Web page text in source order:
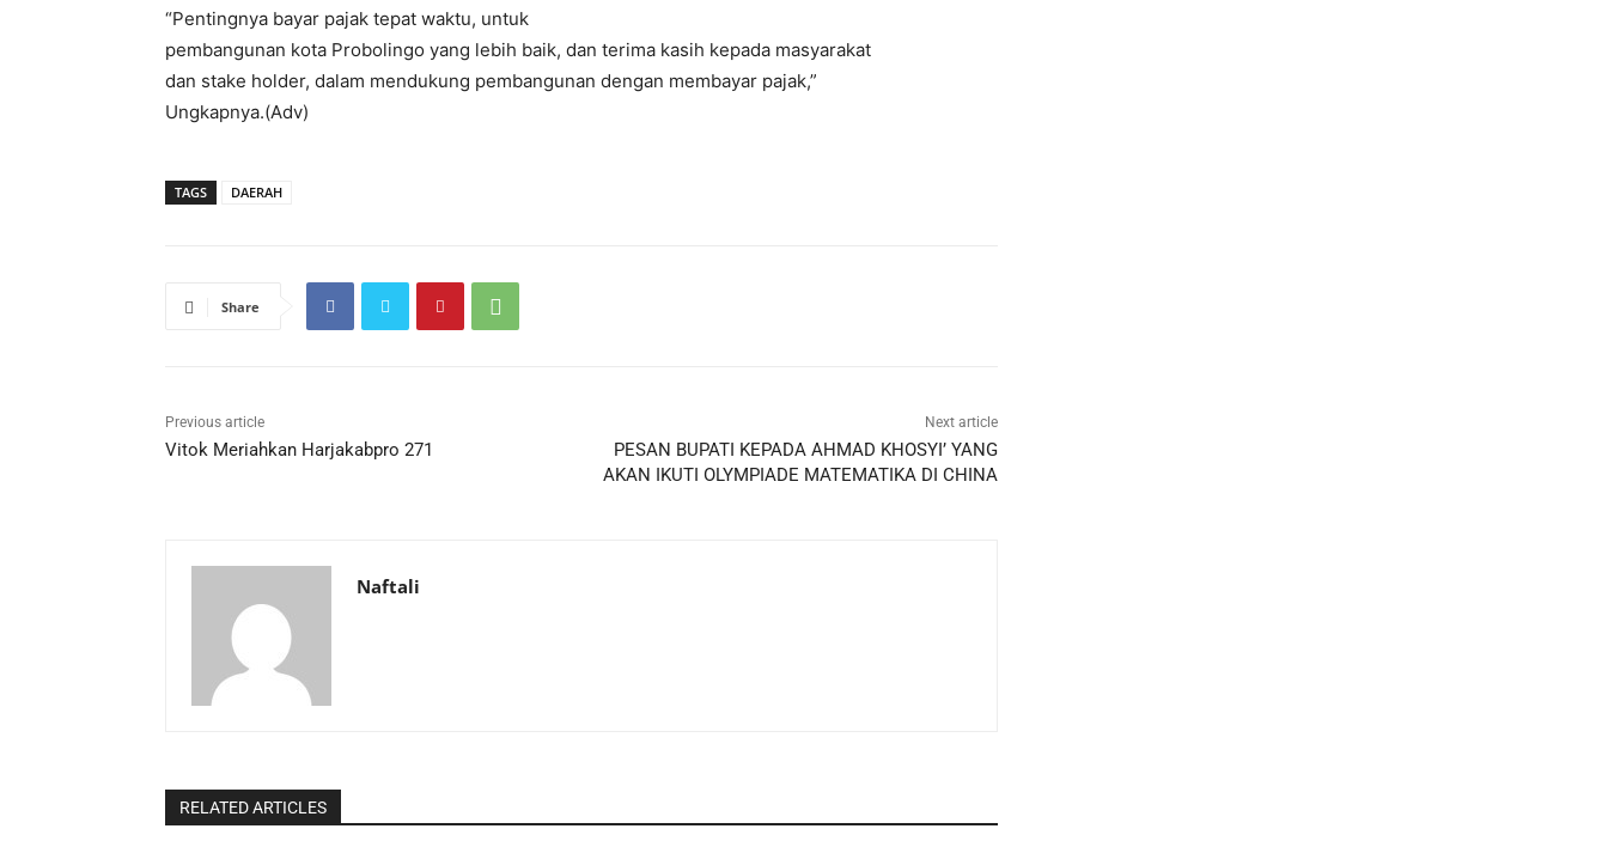
“Pentingnya bayar pajak tepat waktu, untuk
pembangunan kota Probolingo yang lebih baik, dan terima kasih kepada masyarakat
dan stake holder, dalam mendukung pembangunan dengan membayar pajak,”
Ungkapnya.(Adv)
TAGS DAERAH
Share
Previous article
Vitok Meriahkan Harjakabpro 271
Next article
PESAN BUPATI KEPADA AHMAD KHOSYI’ YANG
AKAN IKUTI OLYMPIADE MATEMATIKA DI CHINA
Naftali
RELATED ARTICLES